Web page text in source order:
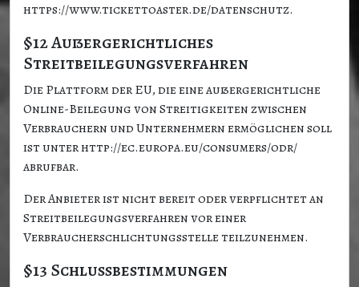
https://www.tickettoaster.de/datenschutz.
§12 Außergerichtliches
Streitbeilegungsverfahren
Die Plattform der EU, die eine außergerichtliche
Online-Beilegung von Streitigkeiten zwischen
Verbrauchern und Unternehmern ermöglichen soll
ist unter http://ec.europa.eu/consumers/odr/
abrufbar.
Der Anbieter ist nicht bereit oder verpflichtet an
Streitbeilegungsverfahren vor einer
Verbraucherschlichtungsstelle teilzunehmen.
§13 Schlussbestimmungen